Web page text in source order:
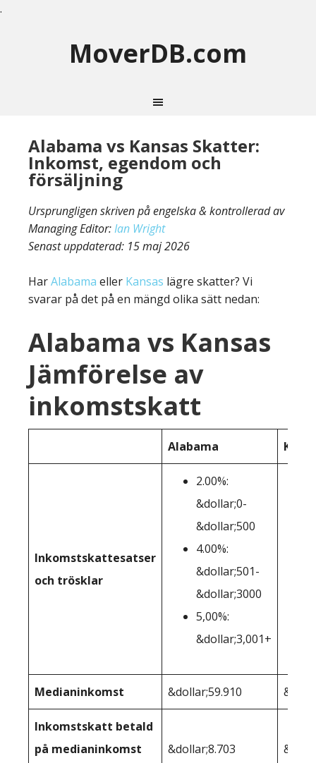
.
MoverDB.com
Alabama vs Kansas Skatter:
Inkomst, egendom och
försäljning
Ursprungligen skriven på engelska & kontrollerad av
Managing Editor:Ian Wright
Senast uppdaterad: 15 maj 2026
HarAlabama eller Kansas lägre skatter? Vi
svarar på det på en mängd olika sätt nedan:
Alabama vs Kansas
Jämförelse av
inkomstskatt
Alabama
Inkomstskattesatser
och trösklar
2.00%:
&dollar;0-
&dollar;500
4.00%:
&dollar;501-
&dollar;3000
5,00%:
&dollar;3,001+
Medianinkomst &dollar;59.910
Inkomstskatt betald
på medianinkomst
&dollar;8.703